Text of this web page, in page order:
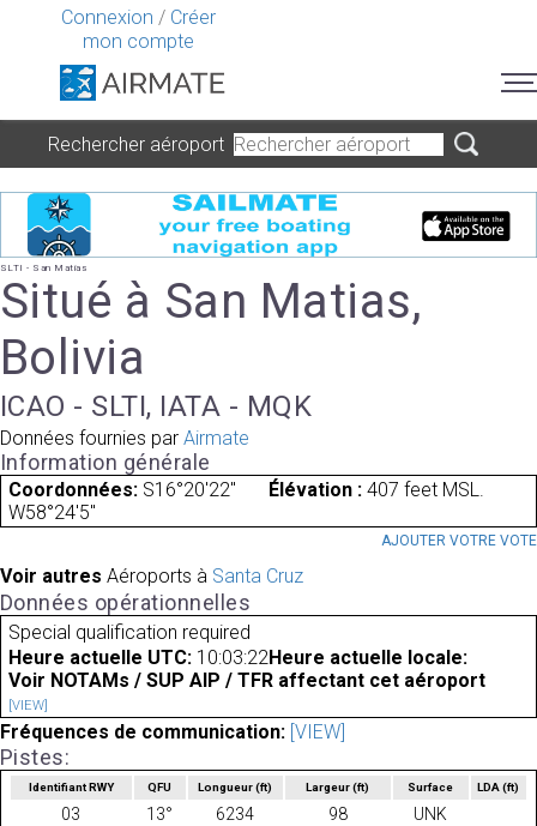
Connexion / Créer
mon compte
Rechercher aéroport
SLTI - San Matias
Situé à San Matias,
Bolivia
ICAO - SLTI, IATA - MQK
Données fournies par Airmate
Information générale
Coordonnées: S16°20'22"
W58°24'5"
Élévation : 407 feet MSL.
AJOUTER VOTRE VOTE
Voir autres Aéroports à Santa Cruz
Données opérationnelles
Special qualification required
Heure actuelle UTC: 10:03:22Heure actuelle locale:
Voir NOTAMs / SUP AIP / TFR affectant cet aéroport
[VIEW]
Fréquences de communication: [VIEW]
Pistes:
Identifiant RWY QFU Longueur(ft) Largeur(ft) Surface LDA(ft)
03 13° 6234 98
UNK